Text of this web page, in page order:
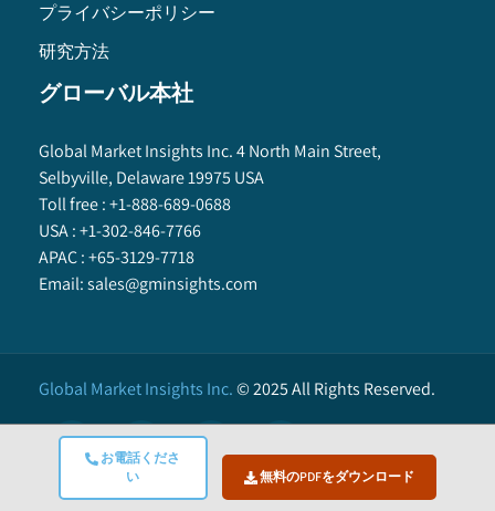
お電話くださ
い
無料のPDFをダウンロード
プライバシーポリシー
研究方法
グローバル本社
Global Market Insights Inc. 4 North Main Street,
Selbyville, Delaware 19975 USA
Toll free :+1-888-689-0688
USA :+1-302-846-7766
APAC :+65-3129-7718
Email:sales@gminsights.com
Global Market Insights Inc.©2025All Rights Reserved.